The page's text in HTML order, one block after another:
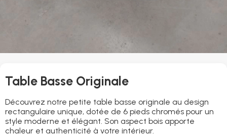
Table Basse Originale
Découvrez notre petite table basse originale au design
rectangulaire unique, dotée de 6 pieds chromés pour un
style moderne et élégant. Son aspect bois apporte
chaleur et authenticité à votre intérieur.